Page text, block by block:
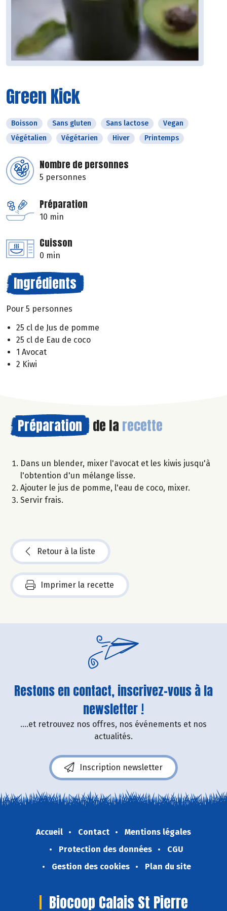
Green Kick
Boisson Sans gluten Sans lactose
Vegan
Végétalien
Végétarien Hiver Printemps
Nombre de personnes
5 personnes
Préparation
10 min
Cuisson
0 min
Ingrédients
Pour 5 personnes
25 cl de Jus de pomme
25 cl de Eau de coco
1 Avocat
2 Kiwi
Préparation de la recette
Dans un blender, mixer l'avocat et les kiwis jusqu'à
l'obtention d'un mélange lisse.
Ajouter le jus de pomme, l'eau de coco, mixer.
Servir frais.
Retour à la liste
Imprimer la recette
Restons en contact, inscrivez-vous à la
newsletter !
....et retrouvez nos offres, nos événements et nos
actualités.
Inscription newsletter
Accueil Contact
Mentions légales
Protection des données
CGU
Gestion des cookies
Plan du site
Biocoop Calais St Pierre